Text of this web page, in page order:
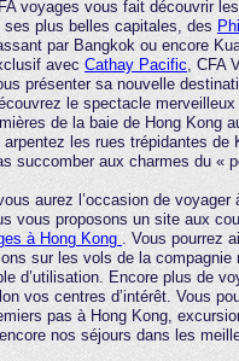
voyages vous fait découvrir
ses plus belles capitales, des
par Bangkok ou encore
avec Cathay Pacific, CFA
présenter sa nouvelle
le spectacle
de la baie de Hong Kong
arpentez les rues trépidantes de
succomber aux charmes du «
aurez l’occasion de voyager
vous proposons un site aux
à Hong Kong . Vous pourrez
sur les vols de la compagnie
d’utilisation. Encore plus de
vos centres d’intérêt. Vous
pas à Hong Kong,
nos séjours dans les